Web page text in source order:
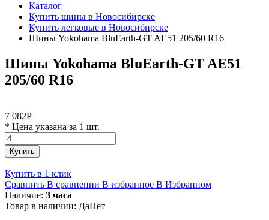
Каталог
Купить шины в Новосибирске
Купить легковые в Новосибирске
Шины Yokohama BluEarth-GT AE51 205/60 R16
Шины Yokohama BluEarth-GT AE51
205/60 R16
7 082Р
* Цена указана за 1 шт.
Купить
Купить в 1 клик
Сравнить В сравнении В избранное В Избранном
Наличие: 3 часа
Товар в наличии: ДаНет